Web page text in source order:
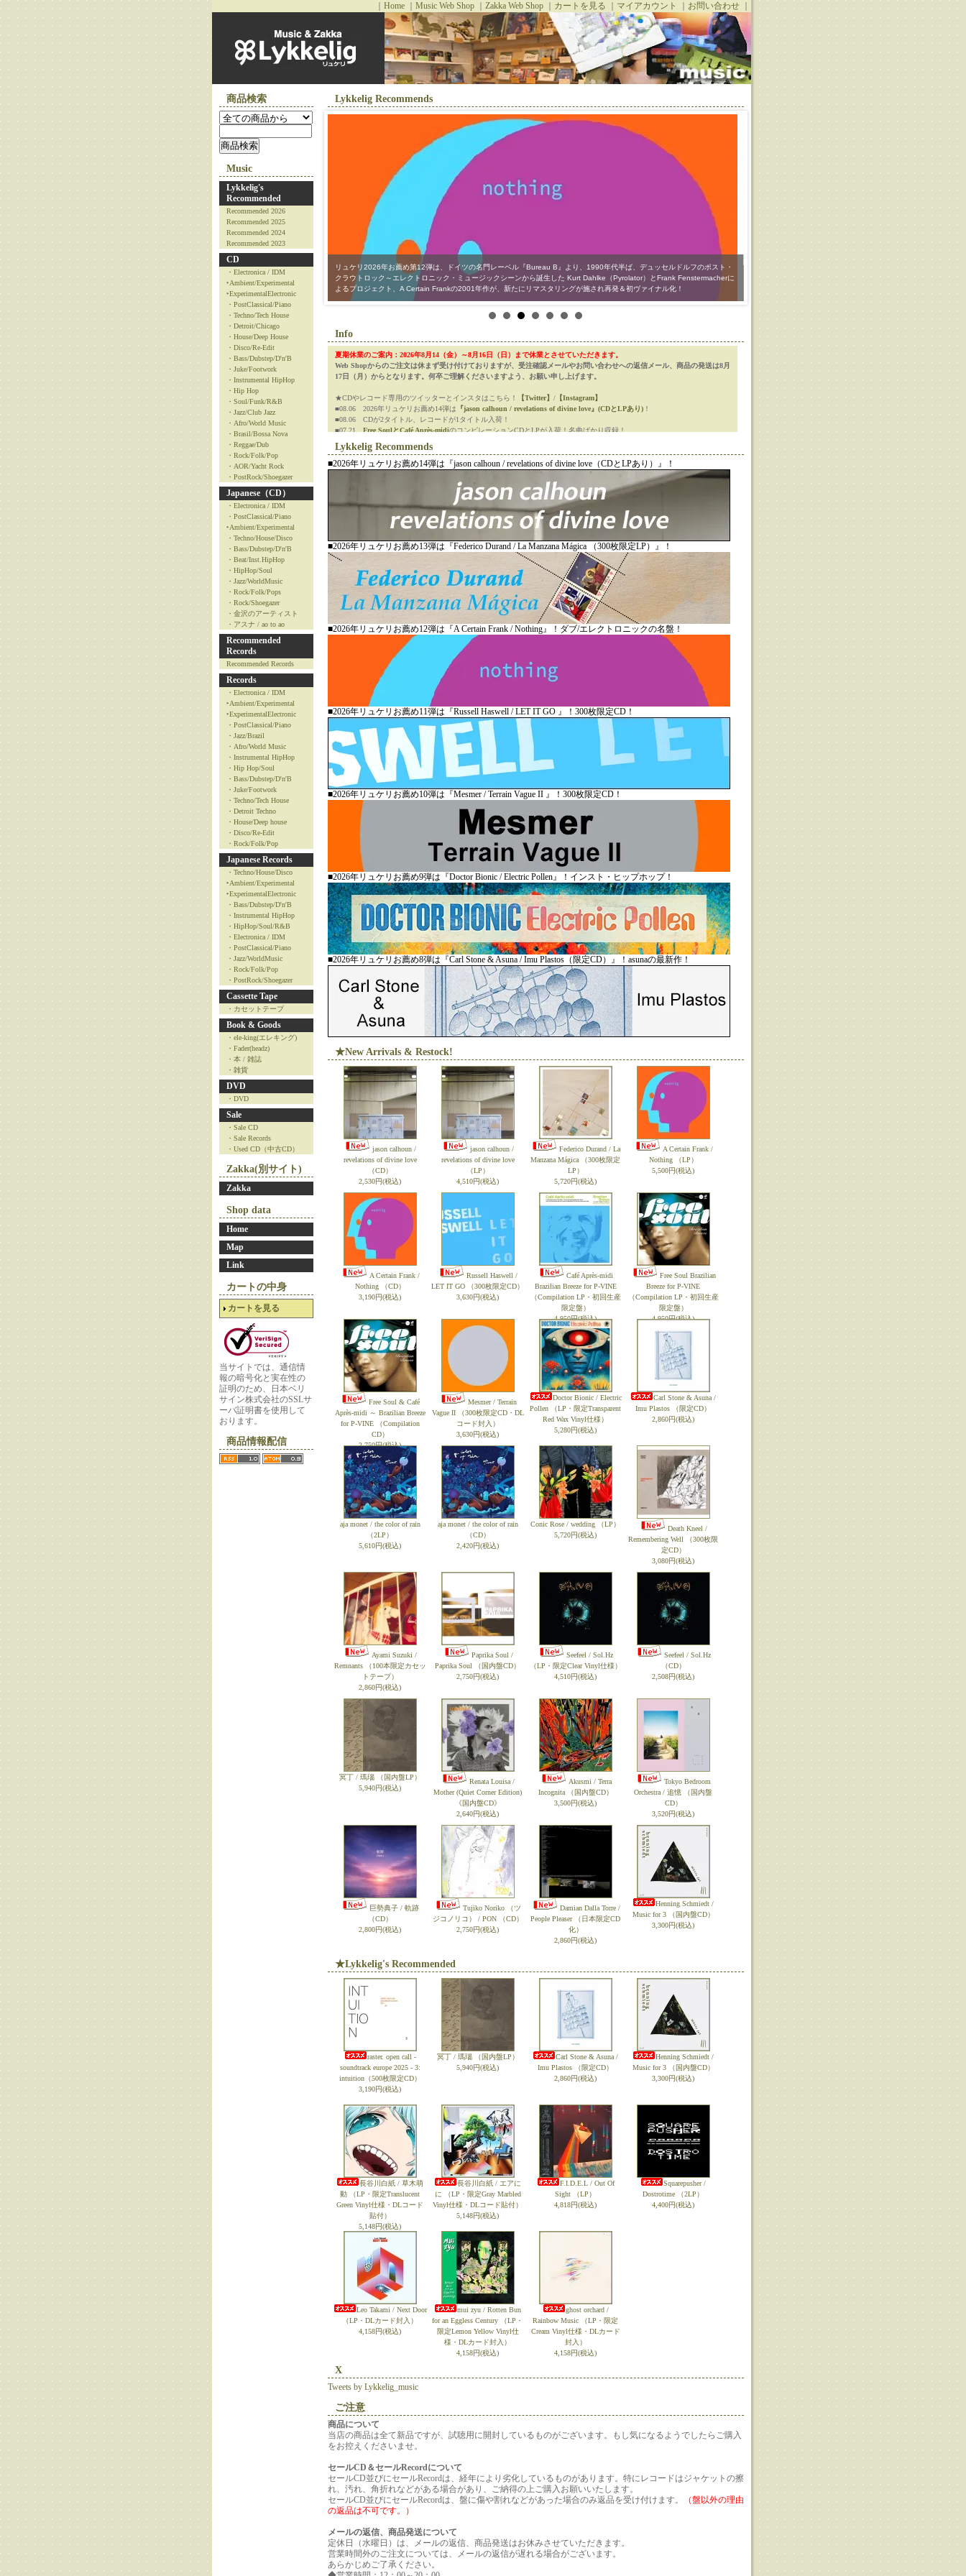
Home｜ Music Web Shop｜ Zakka Web Shop｜ カートを見る マイアカウント お問い合わせ｜
商品検索
Music
Lykkelig's
Recommended
Recommended 2026
Recommended 2025
Recommended 2024
Recommended 2023
CD
・Electronica / IDM
‣Ambient/Experimental
‣ExperimentalElectronic
・PostClassical/Piano
・Techno/Tech House
・Detroit/Chicago
・House/Deep House
・Disco/Re-Edit
・Bass/Dubstep/D'n'B
・Juke/Footwork
・Instrumental HipHop
・Hip Hop
・Soul/Funk/R&B
・Jazz/Club Jazz
・Afro/World Music
・Brasil/Bossa Nova
・Reggae/Dub
・Rock/Folk/Pop
・AOR/Yacht Rock
・PostRock/Shoegazer
Japanese（CD）
・Electronica / IDM
・PostClassical/Piano
‣Ambient/Experimental
・Techno/House/Disco
・Bass/Dubstep/D'n'B
・Beat/Inst.HipHop
・HipHop/Soul
・Jazz/WorldMusic
・Rock/Folk/Pops
・Rock/Shoegazer
・金沢のアーティスト
・アスナ / ao to ao
Recommended
Records
Recommended Records
Records
・Electronica / IDM
‣Ambient/Experimental
‣ExperimentalElectronic
・PostClassical/Piano
・Jazz/Brazil
・Afro/World Music
・Instrumental HipHop
・Hip Hop/Soul
・Bass/Dubstep/D'n'B
・Juke/Footwork
・Techno/Tech House
・Detroit Techno
・House/Deep house
・Disco/Re-Edit
・Rock/Folk/Pop
Japanese Records
・Techno/House/Disco
‣Ambient/Experimental
‣ExperimentalElectronic
・Bass/Dubstep/D'n'B
・Instrumental HipHop
・HipHop/Soul/R&B
・Electronica / IDM
・PostClassical/Piano
・Jazz/WorldMusic
・Rock/Folk/Pop
・PostRock/Shoegazer
Cassette Tape
・カセットテープ
Book & Goods
・ele-king(エレキング)
・Fader(headz)
・本 / 雑誌
・雑貨
DVD
・DVD
Sale
・Sale CD
・Sale Records
・Used CD（中古CD）
Zakka(別サイト)
Zakka
Shop data
Home
Map
Link
カートの中身
カートを見る
当サイトでは、通信情
報の暗号化と実在性の
証明のため、日本ベリ
サイン株式会社のSSLサ
ーバ証明書を使用して
おります。
商品情報配信
Lykkelig Recommends
リュケリ2026年お薦め第12弾は、ドイツの名門レーベル『Bureau B』より、1990年代半ば、デュッセルドルフのポスト・
クラウトロック～エレクトロニック・ミュージックシーンから誕生した Kurt Dahlke（Pyrolator）とFrank Fenstermacherに
よるプロジェクト、A Certain Frankの2001年作が、新たにリマスタリングが施され再発＆初ヴァイナル化！
リュケリ2026年お薦め第11弾は、オーストリアはウィーンの名門レーベル『Editions Mego』より、MERZBOWや刀根康尚
とのコラボレーションも行う、UKエクスペリメンタル〜電子音楽界の鬼才Russell Haswellのニュー・アルバム。
Info
夏期休業のご案内：2026年8月14（金）～8月16日（日）まで休業とさせていただきます。
Web Shopからのご注文は休まず受け付けておりますが、受注確認メールやお問い合わせへの返信メール、商品の発送は8月
17日（月）からとなります。何卒ご理解くださいますよう、お願い申し上げます。
★CDやレコード専用のツイッターとインスタはこちら！ 【Twitter】 /【Instagram】
■08.06 2026年リュケリお薦め14弾は 『jason calhoun / revelations of divine love』(CDとLPあり)！
■08.06 CDが2タイトル、レコードが1タイトル入荷！
■07.21 Free SoulとCafé Après-midiのコンピレーションCDとLPが入荷！名曲ばかり収録！
■07.09 CDが2タイトル、レコードとカセットテープが1タイトルずつ入荷！
Lykkelig Recommends
■2026年リュケリお薦め14弾は『jason calhoun / revelations of divine love（CDとLPあり）』！
■2026年リュケリお薦め13弾は『Federico Durand / La Manzana Mágica （300枚限定LP）』！
■2026年リュケリお薦め12弾は『A Certain Frank / Nothing』！ダブ/エレクトロニックの名盤！
■2026年リュケリお薦め11弾は『Russell Haswell / LET IT GO 』！300枚限定CD！
■2026年リュケリお薦め10弾は『Mesmer / Terrain Vague II 』！300枚限定CD！
■2026年リュケリお薦め9弾は『Doctor Bionic / Electric Pollen』！インスト・ヒップホップ！
■2026年リュケリお薦め8弾は『Carl Stone & Asuna / Imu Plastos（限定CD）』！asunaの最新作！
★New Arrivals & Restock!
jason calhoun /
revelations of divine love
（CD）
2,530円(税込)
jason calhoun /
revelations of divine love
（LP）
4,510円(税込)
Federico Durand / La
Manzana Mágica （300枚限定
LP）
5,720円(税込)
A Certain Frank /
Nothing （LP）
5,500円(税込)
A Certain Frank /
Nothing （CD）
3,190円(税込)
Russell Haswell /
LET IT GO （300枚限定CD）
3,630円(税込)
Café Après-midi
Brazilian Breeze for P-VINE
（Compilation LP・初回生産
限定盤）
4,950円(税込)
Free Soul Brazilian
Breeze for P-VINE
（Compilation LP・初回生産
限定盤）
4,950円(税込)
Free Soul & Café
Après-midi ～ Brazilian Breeze
for P-VINE （Compilation
CD）
2,750円(税込)
Mesmer / Terrain
Vague II （300枚限定CD・DL
コード封入）
3,630円(税込)
Doctor Bionic / Electric
Pollen （LP・限定Transparent
Red Wax Vinyl仕様）
5,280円(税込)
Carl Stone & Asuna /
Imu Plastos （限定CD）
2,860円(税込)
aja monet / the color of rain
（2LP）
5,610円(税込)
aja monet / the color of rain
（CD）
2,420円(税込)
Conic Rose / wedding （LP）
5,720円(税込)
Death Kneel /
Remembering Well （300枚限
定CD）
3,080円(税込)
Ayami Suzuki /
Remnants （100本限定カセッ
トテープ）
2,860円(税込)
Paprika Soul /
Paprika Soul （国内盤CD）
2,750円(税込)
Seefeel / Sol.Hz
（LP・限定Clear Vinyl仕様）
4,510円(税込)
Seefeel / Sol.Hz
（CD）
2,508円(税込)
冥丁 / 瑪瑙 （国内盤LP）
5,940円(税込)
Renata Louisa /
Mother (Quiet Corner Edition)
《国内盤CD》
2,640円(税込)
Akusmi / Terra
Incognita （国内盤CD）
3,500円(税込)
Tokyo Bedroom
Orchestra / 追憶 （国内盤
CD）
3,520円(税込)
巨勢典子 / 軌跡
（CD）
2,800円(税込)
Tujiko Noriko （ツ
ジコノリコ） / PON （CD）
2,750円(税込)
Damian Dalla Torre /
People Pleaser （日本限定CD
化）
2,860円(税込)
Henning Schmiedt /
Music for 3 （国内盤CD）
3,300円(税込)
★Lykkelig's Recommended
raster. open call -
soundtrack europe 2025 - 3:
intuition（500枚限定CD）
3,190円(税込)
冥丁 / 瑪瑙 （国内盤LP）
5,940円(税込)
Carl Stone & Asuna /
Imu Plastos （限定CD）
2,860円(税込)
Henning Schmiedt /
Music for 3 （国内盤CD）
3,300円(税込)
長谷川白紙 / 草木萌
動 （LP・限定Translucent
Green Vinyl仕様・DLコード
貼付）
5,148円(税込)
長谷川白紙 / エアに
に （LP・限定Gray Marbled
Vinyl仕様・DLコード貼付）
5,148円(税込)
F.I.D.E.L / Out Of
Sight （LP）
4,818円(税込)
Squarepusher /
Dostrotime （2LP）
4,400円(税込)
Leo Takami / Next Door
（LP・DLカード封入）
4,158円(税込)
mui zyu / Rotten Bun
for an Eggless Century （LP・
限定Lemon Yellow Vinyl仕
様・DLカード封入）
4,158円(税込)
ghost orchard /
Rainbow Music （LP・限定
Cream Vinyl仕様・DLカード
封入）
4,158円(税込)
X
Tweets by Lykkelig_music
ご注意
商品について
当店の商品は全て新品ですが、試聴用に開封しているものがございます。もし気になるようでしたらご購入
をお控えくださいませ。
セールCD＆セールRecordについて
セールCD並びにセールRecordは、経年により劣化しているものがあります。特にレコードはジャケットの擦
れ、汚れ、角折れなどがある場合があり、ご納得の上ご購入お願いいたします。
セールCD並びにセールRecordは、盤に傷や割れなどがあった場合のみ返品を受け付けます。
（盤以外の理由
の返品は不可です。）
メールの返信、商品発送について
定休日（水曜日）は、メールの返信、商品発送はお休みさせていただきます。
営業時間外のご注文については、メールの返信が遅れる場合がございます。
あらかじめご了承ください。